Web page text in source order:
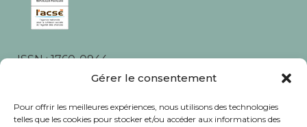
Gérer le consentement
Pour offrir les meilleures expériences, nous utilisons des technologies
telles que les cookies pour stocker et/ou accéder aux informations des
ISSN : 1760-0944
Rédaction, photos et corrections : habitants et